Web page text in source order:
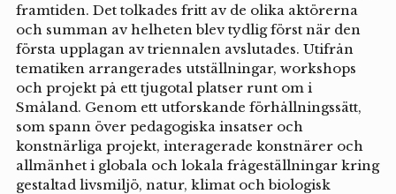
framtiden. Det tolkades fritt av de olika aktörerna
och summan av helheten blev tydlig först när den
första upplagan av triennalen avslutades. Utifrån
tematiken arrangerades utställningar, workshops
och projekt på ett tjugotal platser runt om i
Småland. Genom ett utforskande förhållningssätt,
som spann över pedagogiska insatser och
konstnärliga projekt, interagerade konstnärer och
allmänhet i globala och lokala frågeställningar kring
gestaltad livsmiljö, natur, klimat och biologisk